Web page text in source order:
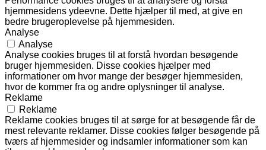
hjemmesidens ydeevne. Dette hjælper til med, at give en
bedre brugeroplevelse på hjemmesiden.
Analyse
Analyse
Analyse cookies bruges til at forstå hvordan besøgende
bruger hjemmesiden. Disse cookies hjælper med
informationer om hvor mange der besøger hjemmesiden,
hvor de kommer fra og andre oplysninger til analyse.
Reklame
Reklame
Reklame cookies bruges til at sørge for at besøgende får de
mest relevante reklamer. Disse cookies følger besøgende på
tværs af hjemmesider og indsamler informationer som kan